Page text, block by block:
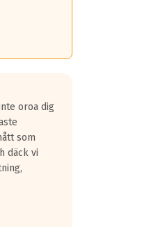
oroa dig
som
däck vi